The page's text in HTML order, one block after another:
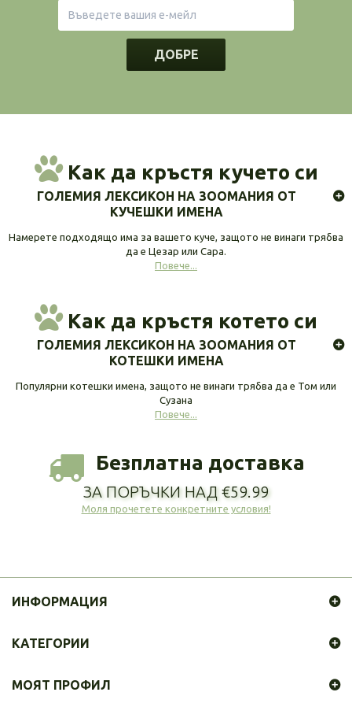
ДОБРЕ
Как да кръстя кучето си
ГОЛЕМИЯ ЛЕКСИКОН НА ЗООМАНИЯ ОТ
КУЧЕШКИ ИМЕНА
Намерете подходящо има за вашето куче, защото не винаги трябва
да е Цезар или Сара.
Повече...
Как да кръстя котето си
ГОЛЕМИЯ ЛЕКСИКОН НА ЗООМАНИЯ ОТ
КОТЕШКИ ИМЕНА
Популярни котешки имена, защото не винаги трябва да е Том или
Сузана
Повече...
Безплатна доставка
ЗА ПОРЪЧКИ НАД €59.99
Моля прочетете конкретните условия!
ИНФОРМАЦИЯ
КАТЕГОРИИ
МОЯТ ПРОФИЛ